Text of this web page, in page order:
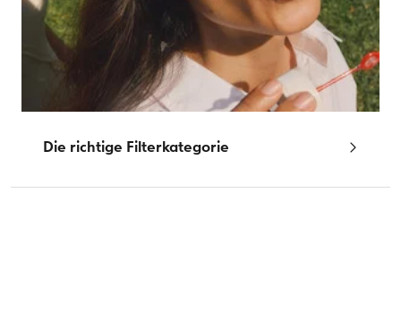
Die richtige Filterkategorie